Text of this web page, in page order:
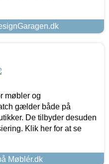
møbler og
gælder både på
De tilbyder desuden
Klik her for at se
Møblér.dk